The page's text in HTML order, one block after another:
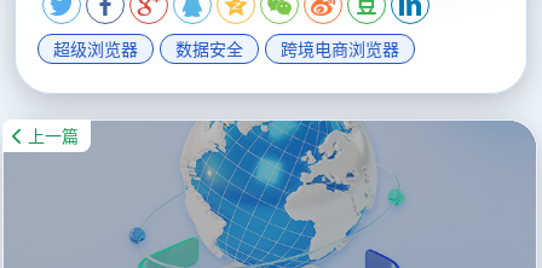
超级浏览器 数据安全 跨境电商浏览器
上一篇